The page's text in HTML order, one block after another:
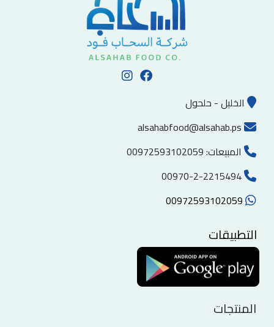
الخليل - حلحول
alsahabfood@alsahab.ps
المبيعات:00972593102059
التطبيقات
المنتجات